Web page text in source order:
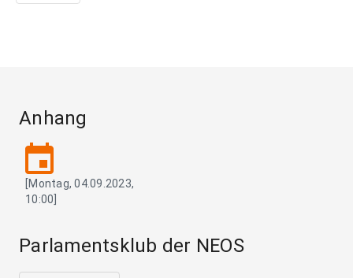
Anhang
event
[Montag, 04.09.2023,
10:00]
Parlamentsklub der NEOS